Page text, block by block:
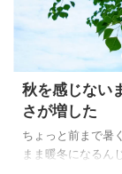
秋を感じない
さが増した
ちょっと前まで暑
まま暖冬になるん